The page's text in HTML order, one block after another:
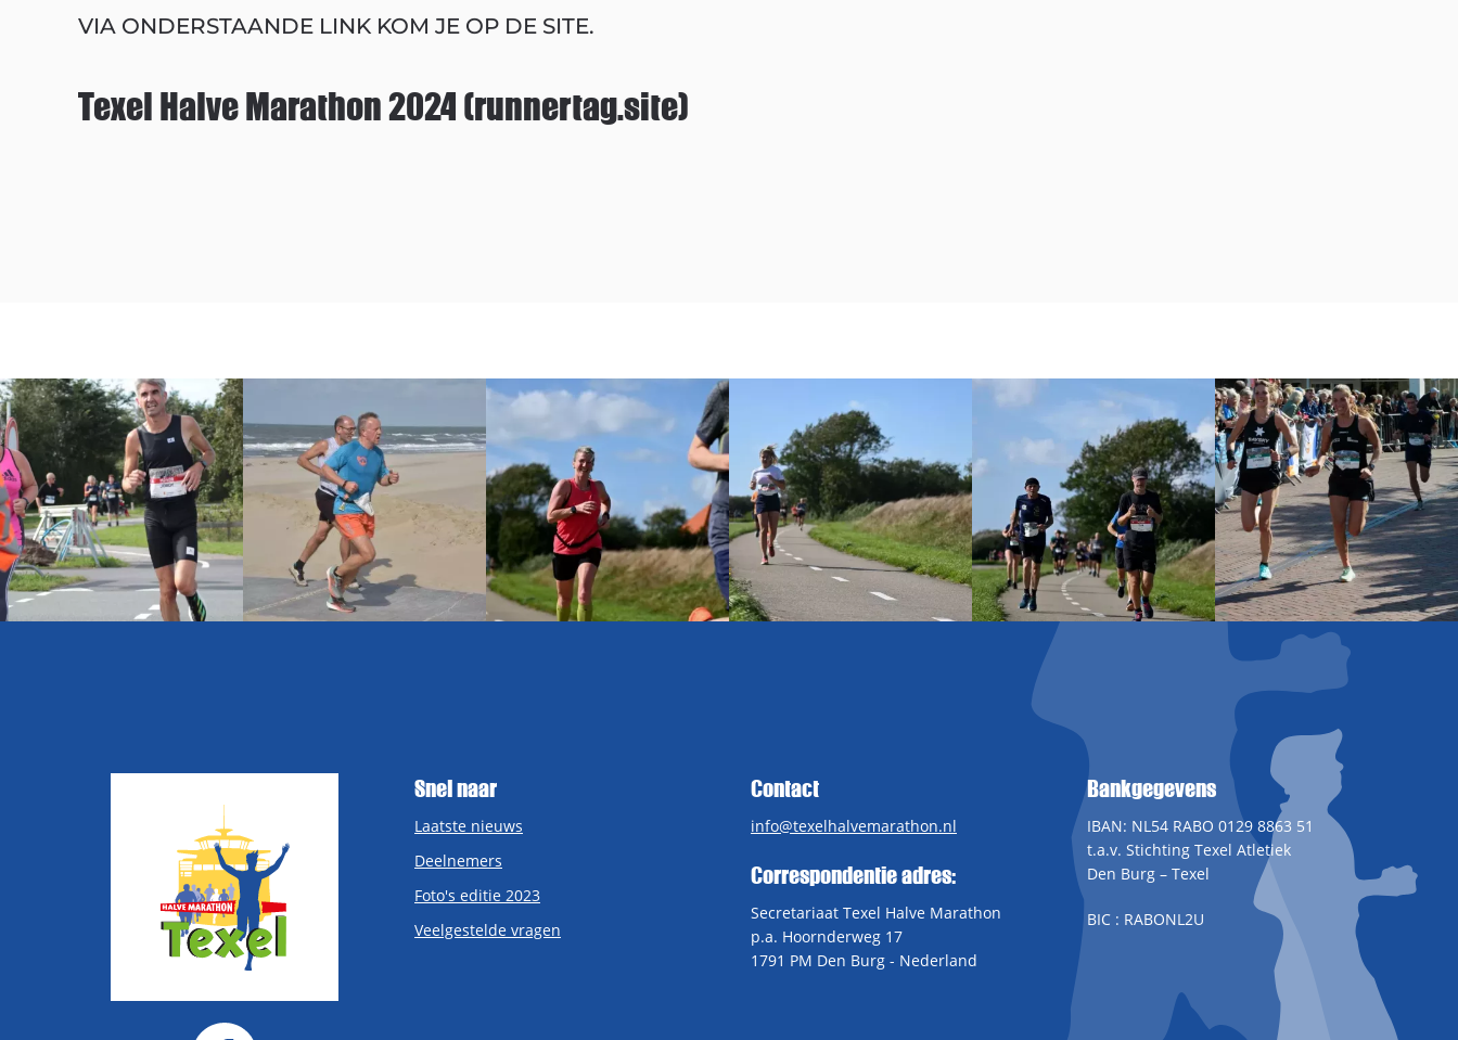
VIA ONDERSTAANDE LINK KOM JE OP DE SITE.
Texel Halve Marathon 2024 (runnertag.site)
Snel naar
Laatste nieuws
Deelnemers
Foto's editie 2023
Veelgestelde vragen
Contact
info@texelhalvemarathon.nl
Correspondentie adres:
Secretariaat Texel Halve Marathon
p.a. Hoornderweg 17
1791 PM Den Burg - Nederland
Bankgegevens
IBAN: NL54 RABO 0129 8863 51
t.a.v. Stichting Texel Atletiek
Den Burg – Texel
BIC : RABONL2U